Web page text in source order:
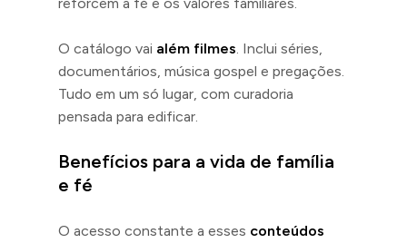
O catálogo vai além filmes . Inclui séries,
documentários, música gospel e pregações.
Tudo em um só lugar, com curadoria
pensada para edificar.
Benefícios para a vida de família
e fé
O acesso constante a esses conteúdos